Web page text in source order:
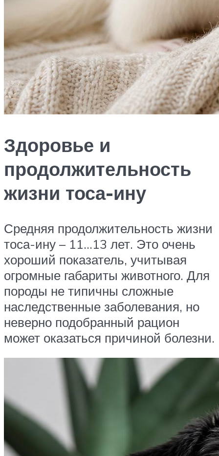
Здоровье и
продолжительность
жизни тоса-ину
Средняя продолжительность жизни
тоса-ину – 11…13 лет. Это очень
хороший показатель, учитывая
огромные габариты животного. Для
породы не типичны сложные
наследственные заболевания, но
неверно подобранный рацион
может оказаться причиной болезни.